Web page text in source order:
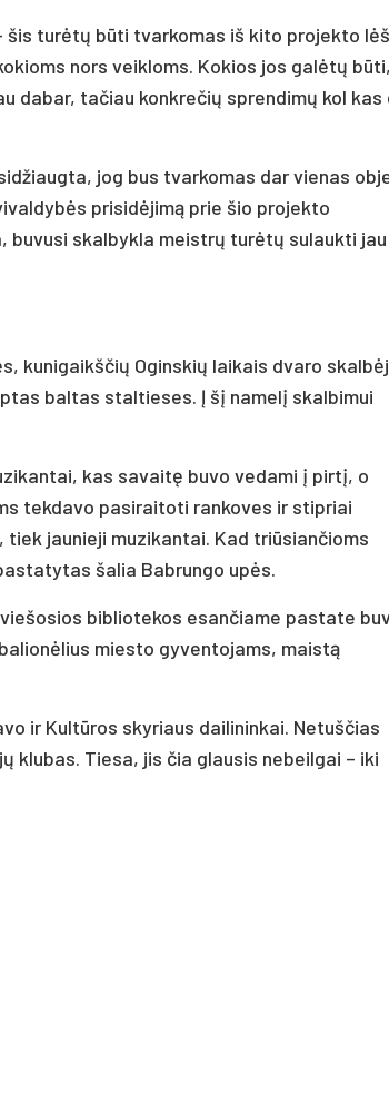
šis turėtų būti tvarkomas iš kito projekto
nors veikloms. Kokios jos galėtų
dabar, tačiau konkrečių sprendimų kol kas
jog bus tvarkomas dar vienas
prisidėjimą prie šio projekto
buvusi skalbykla meistrų turėtų sulaukti jau
kunigaikščių Oginskių laikais dvaro
baltas staltieses. Į šį namelį skalbimui
kas savaitę buvo vedami į pirtį, o
tekdavo pasiraitoti rankoves ir stipriai
jaunieji muzikantai. Kad triūsiančioms
šalia Babrungo upės.
bibliotekos esančiame pastate
miesto gyventojams, maistą
ir Kultūros skyriaus dailininkai. Netuščias
klubas. Tiesa, jis čia glausis nebeilgai – iki